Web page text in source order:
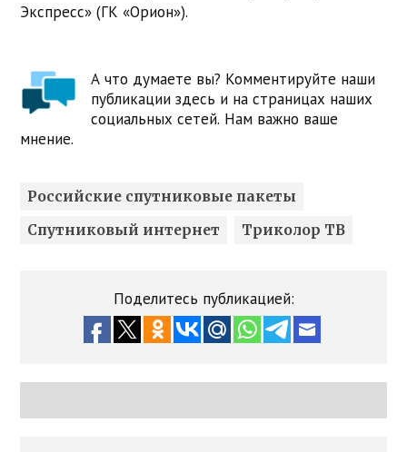
Экспресс» (ГК «Орион»).
А что думаете вы? Комментируйте наши
публикации здесь и на страницах наших
социальных сетей. Нам важно ваше
мнение.
Российские спутниковые пакеты
Спутниковый интернет
Триколор ТВ
Поделитесь публикацией: